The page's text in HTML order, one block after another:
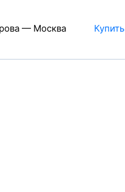
— Москва
Купить